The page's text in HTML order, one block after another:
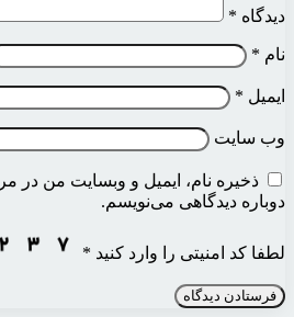
دیدگاه *
نام *
ایمیل *
وب‌ سایت
ذخیره نام، ایمیل و وبسایت من در
دوباره دیدگاهی می‌نویسم.
لطفا کد امنیتی را وارد کنید *